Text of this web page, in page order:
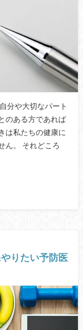
分や大切なパート
のある方であれば
は私たちの健康に
ん。 それどころ
りたい予防医